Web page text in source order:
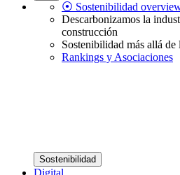
⦿ Sostenibilidad
Descarbonizamos la
construcción
Sostenibilidad más allá
Rankings y Asociaciones
Sostenibilidad
Digital